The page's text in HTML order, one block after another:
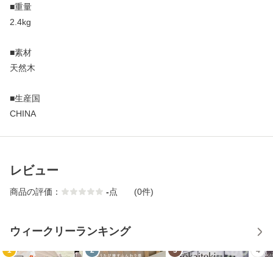
■重量
2.4kg
■素材
天然木
■生産国
CHINA
レビュー
商品の評価： -点 (0件)
ウィークリーランキング
1 2 3 4